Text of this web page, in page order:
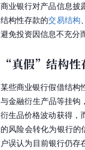
商业银行对产品信息披
结构性存款的交易结构
避免投资因信息不充分
“真假”结构性
某些商业银行假借结构
与金融衍生产品等挂钩
衍生品价格波动获得，
的风险会转化为银行的
户误认为目前银行仍存